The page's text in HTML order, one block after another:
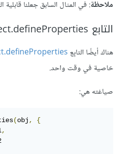
ملاحظة: في المثال السابق جعلنا قابلية
التابع Object.defineProperties
هناك أيضًا التابِع
خاصية في وقت واحد.
صياغته هي:
(obj ,
{
,